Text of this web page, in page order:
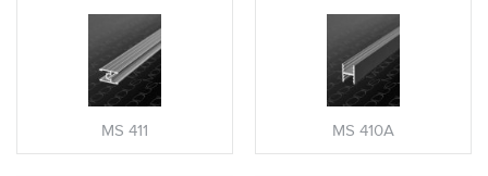
MS 411 MS 410A